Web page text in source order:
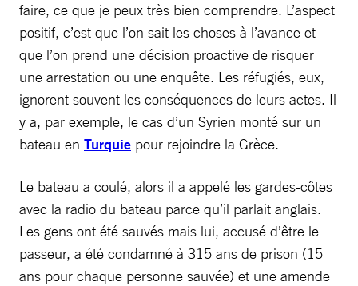
faire, ce que je peux très bien comprendre. L’aspect
positif, c’est que l’on sait les choses à l’avance et
que l’on prend une décision proactive de risquer
une arrestation ou une enquête. Les réfugiés, eux,
ignorent souvent les conséquences de leurs actes. Il
y a, par exemple, le cas d’un Syrien monté sur un
bateau en Turquie pour rejoindre la Grèce.
Le bateau a coulé, alors il a appelé les gardes-côtes
avec la radio du bateau parce qu’il parlait anglais.
Les gens ont été sauvés mais lui, accusé d’être le
passeur, a été condamné à 315 ans de prison (15
ans pour chaque personne sauvée) et une amende